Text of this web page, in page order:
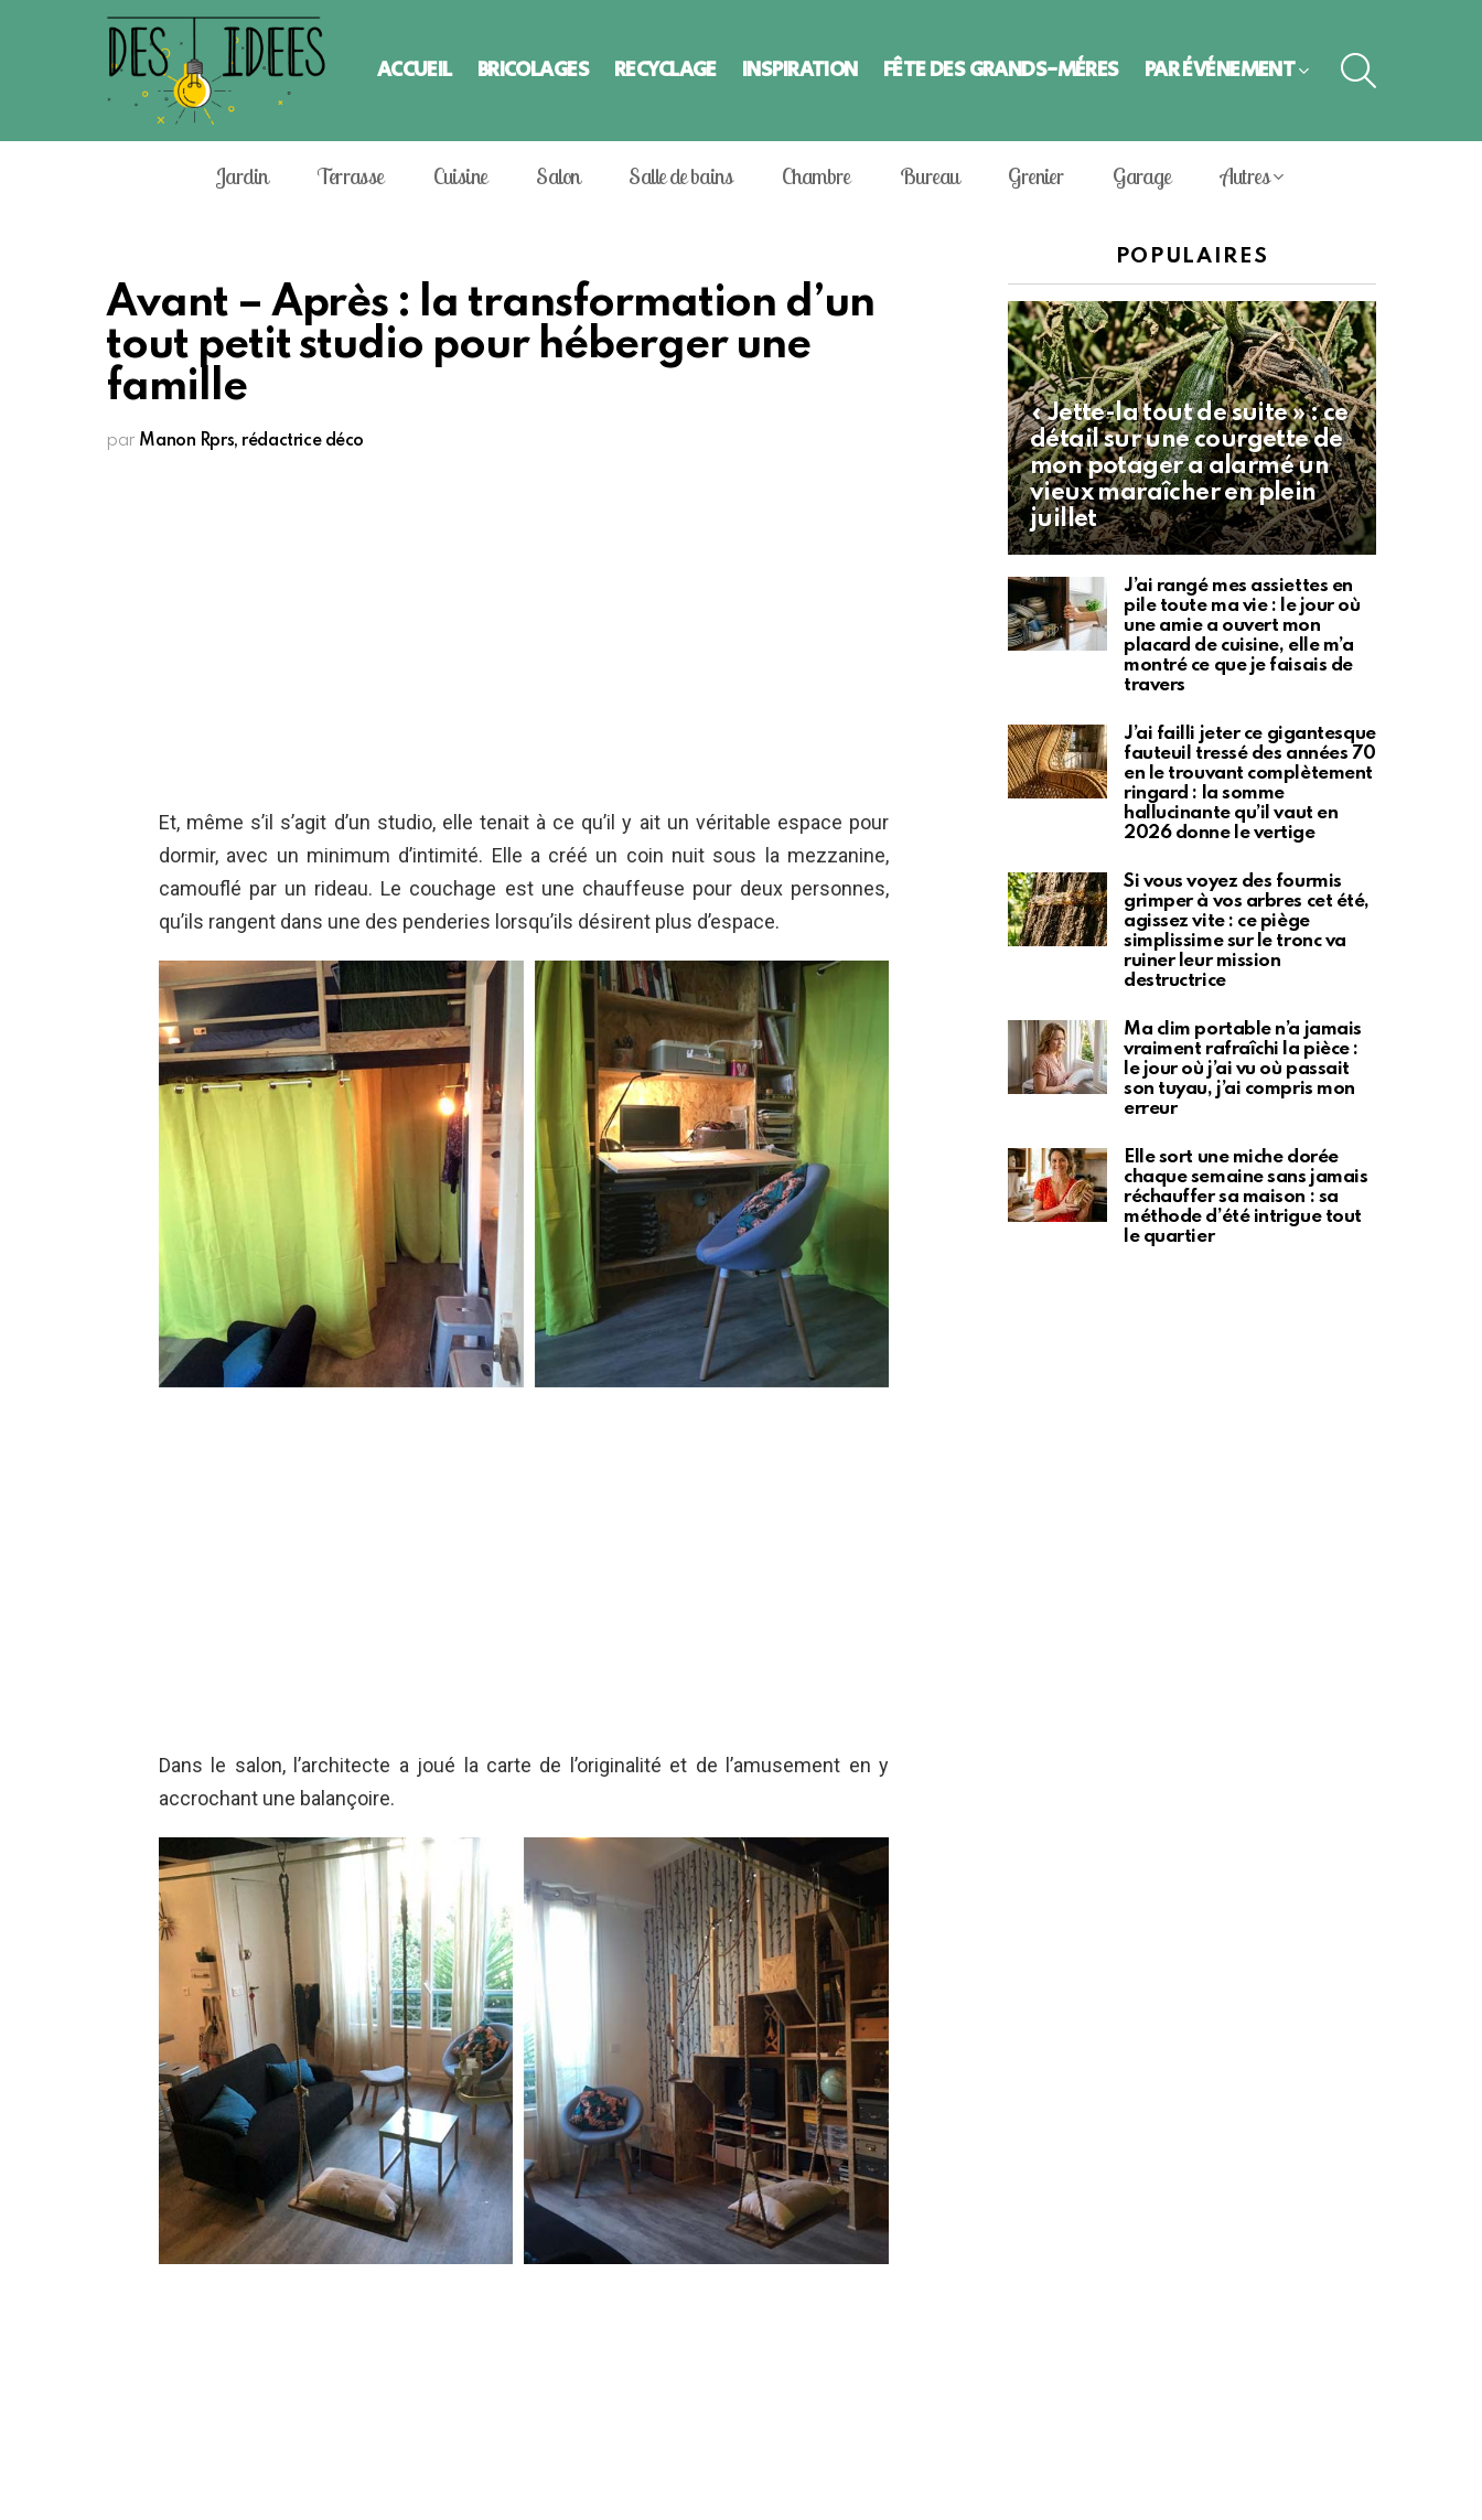
ACCUEIL BRICOLAGES RECYCLAGE INSPIRATION FÊTE DES GRANDS-MÈRES PAR ÉVÈNEMENT
Jardin Terrasse Cuisine Salon Salle de bains Chambre Bureau Grenier Garage Autres
Avant – Après : la transformation d’un
tout petit studio pour héberger une
famille
par Manon Rprs, rédactrice déco
Et, même s’il s’agit d’un studio, elle tenait à ce qu’il y ait un véritable espace pour
dormir, avec un minimum d’intimité. Elle a créé un coin nuit sous la mezzanine,
camouflé par un rideau. Le couchage est une chauffeuse pour deux personnes,
qu’ils rangent dans une des penderies lorsqu’ils désirent plus d’espace.
Dans le salon, l’architecte a joué la carte de l’originalité et de l’amusement en y
accrochant une balançoire.
POPULAIRES
« Jette-la tout de suite » : ce
détail sur une courgette de
mon potager a alarmé un
vieux maraîcher en plein
juillet
J’ai rangé mes assiettes en
pile toute ma vie : le jour où
une amie a ouvert mon
placard de cuisine, elle m’a
montré ce que je faisais de
travers
J’ai failli jeter ce gigantesque
fauteuil tressé des années 70
en le trouvant complètement
ringard : la somme
hallucinante qu’il vaut en
2026 donne le vertige
Si vous voyez des fourmis
grimper à vos arbres cet été,
agissez vite : ce piège
simplissime sur le tronc va
ruiner leur mission
destructrice
Ma clim portable n’a jamais
vraiment rafraîchi la pièce :
le jour où j’ai vu où passait
son tuyau, j’ai compris mon
erreur
Elle sort une miche dorée
chaque semaine sans jamais
réchauffer sa maison : sa
méthode d’été intrigue tout
le quartier